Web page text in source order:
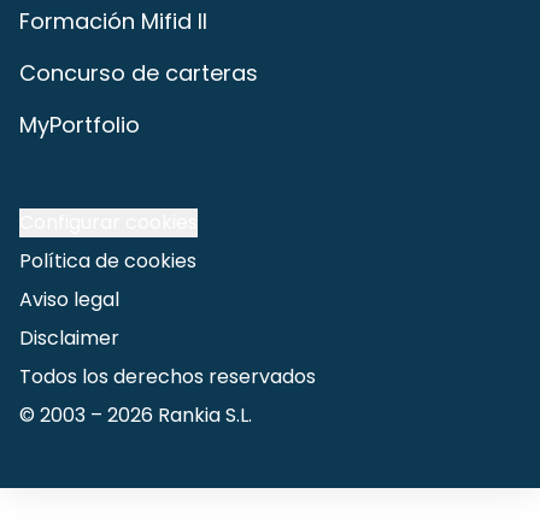
Formación Mifid II
Concurso de carteras
MyPortfolio
Política de cookies
Aviso legal
Disclaimer
Todos los derechos reservados
© 2003 – 2026 Rankia S.L.